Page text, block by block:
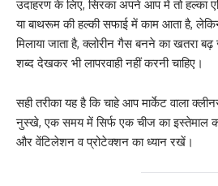
उदाहरण के लिए, सिरका अपने आप में तो हल्का
या बाथरूम की हल्की सफाई में काम आता है,
मिलाया जाता है, क्लोरीन गैस बनने का खतरा
शब्द देखकर भी लापरवाही नहीं करनी चाहिए।
सही तरीका यह है कि चाहे आप मार्केट वाला
नुस्खे, एक समय में सिर्फ एक चीज का इस्तेमाल
और वेंटिलेशन व प्रोटेक्शन का ध्यान रखें।